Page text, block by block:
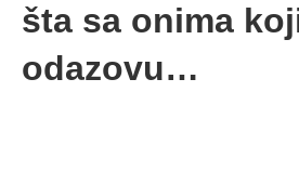
šta sa onima
odazovu…